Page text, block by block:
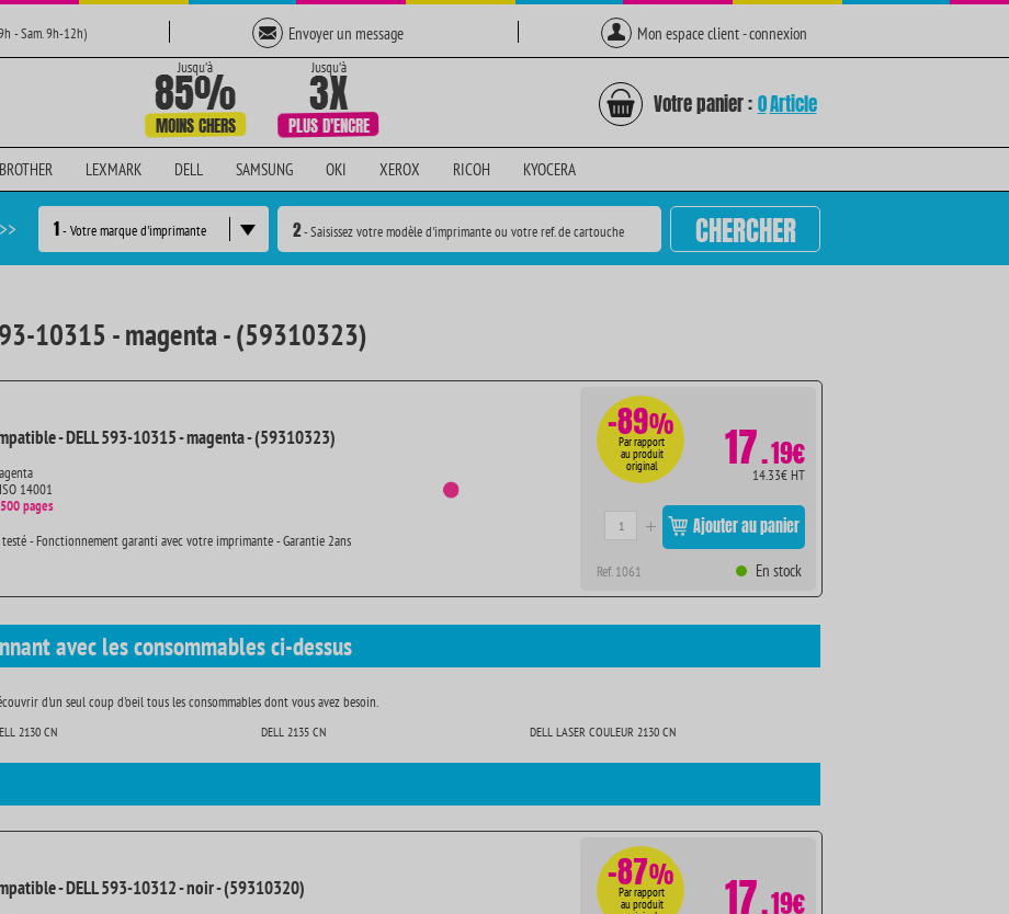
- Sam. 9h-12h) Envoyer un message Mon espace client - connexion
Votre panier : 0Article
BROTHER LEXMARK DELL SAMSUNG OKI XEROX RICOH KYOCERA
1- Votre marque d'imprimante 2- Saisissez votre modèle d'imprimante ou votre ref. de cartouche CHERCHER
10315 - magenta - (59310323)
- DELL 593-10315 - magenta - (59310323)
14001
pages
- Fonctionnement garanti avec votre imprimante - Garantie 2ans
-89%
Par rapport
au produit
original 17.19€
14.33€ HT
Ajouter au panier
Ref. 1061 En stock
avec les consommables ci-dessus
d'un seul coup d'oeil tous les consommables dont vous avez besoin.
2130 CN DELL 2135 CN DELL LASER COULEUR 2130 CN
- DELL 593-10312 - noir - (59310320) -87%
Par rapport
au produit 17.19€